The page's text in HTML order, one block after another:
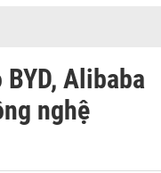
BYD, Alibaba
nghệ